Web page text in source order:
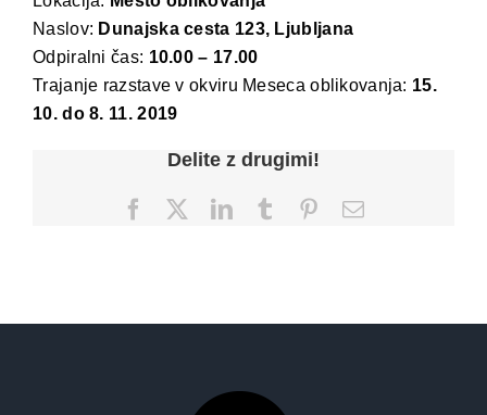
Naslov: Dunajska cesta 123, Ljubljana
Odpiralni čas: 10.00 – 17.00
Trajanje razstave v okviru Meseca oblikovanja: 15.
10. do 8. 11. 2019
Delite z drugimi!
FacebookLinkedInTumblrPinterest
Email